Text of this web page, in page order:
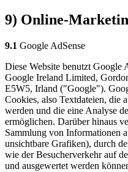
9) Online-
9.1 Google AdSense
Diese Website benutzt Google
Google Ireland Limited,
E5W5, Irland ("Google").
Cookies, also Textdateien, die
werden und die eine Analyse
ermöglichen. Darüber hinaus
Sammlung von Informationen
unsichtbare Grafiken), durch
wie der Besucherverkehr auf
und ausgewertet werden